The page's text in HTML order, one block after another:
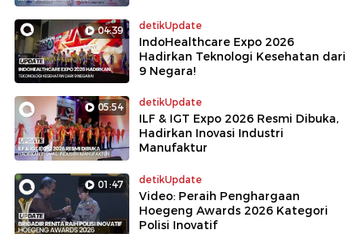
04:39 detikUpdate
IndoHealthcare Expo 2026
Hadirkan Teknologi Kesehatan dari
9 Negara!
05:54 detikUpdate
ILF & IGT Expo 2026 Resmi Dibuka,
Hadirkan Inovasi Industri
Manufaktur
01:47 detikUpdate
Video: Peraih Penghargaan
Hoegeng Awards 2026 Kategori
Polisi Inovatif